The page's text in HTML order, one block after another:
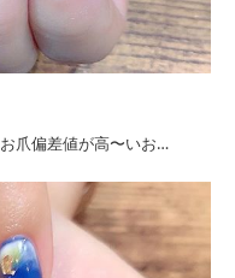
お爪偏差値が高〜いお…